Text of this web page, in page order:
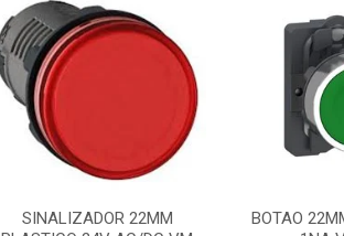
SINALIZADOR 22MM
BOTAO